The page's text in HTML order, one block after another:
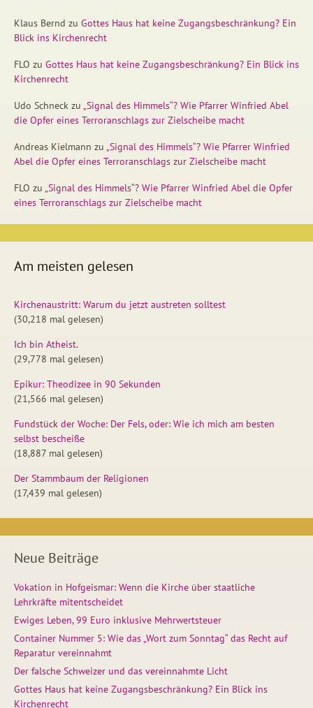
Klaus Bernd zu Gottes Haus hat keine Zugangsbeschränkung? Ein
Blick ins Kirchenrecht
FLO zu Gottes Haus hat keine Zugangsbeschränkung? Ein Blick ins
Kirchenrecht
Udo Schneck zu „Signal des Himmels“? Wie Pfarrer Winfried Abel
die Opfer eines Terroranschlags zur Zielscheibe macht
Andreas Kielmann zu „Signal des Himmels“? Wie Pfarrer Winfried
Abel die Opfer eines Terroranschlags zur Zielscheibe macht
FLO zu „Signal des Himmels“? Wie Pfarrer Winfried Abel die Opfer
eines Terroranschlags zur Zielscheibe macht
Am meisten gelesen
Kirchenaustritt: Warum du jetzt austreten solltest
(30,218 mal gelesen)
Ich bin Atheist.
(29,778 mal gelesen)
Epikur: Theodizee in 90 Sekunden
(21,566 mal gelesen)
Fundstück der Woche: Der Fels, oder: Wie ich mich am besten
selbst bescheiße
(18,887 mal gelesen)
Der Stammbaum der Religionen
(17,439 mal gelesen)
Neue Beiträge
Vokation in Hofgeismar: Wenn die Kirche über staatliche
Lehrkräfte mitentscheidet
Ewiges Leben, 99 Euro inklusive Mehrwertsteuer
Container Nummer 5: Wie das „Wort zum Sonntag“ das Recht auf
Reparatur vereinnahmt
Der falsche Schweizer und das vereinnahmte Licht
Gottes Haus hat keine Zugangsbeschränkung? Ein Blick ins
Kirchenrecht